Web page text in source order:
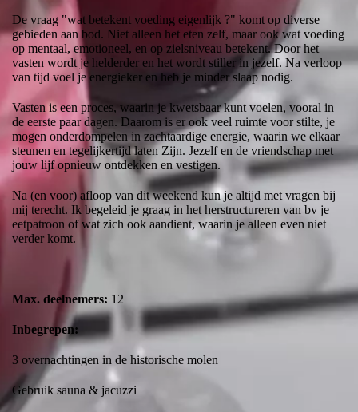
De vraag "wat betekent voeding eigenlijk ?" komt op diverse
gebieden aan bod. Niet alleen het eten zelf, maar ook wat voeding
op mentaal, emotioneel, en op zielsniveau betekent. Door het
vasten wordt je helderder en het wordt stiller in jezelf. Na verloop
van tijd voel je energieker en heb je minder slaap nodig.
Vasten is een proces, waarin je kwetsbaar kunt voelen, vooral in
de eerste paar dagen. Daarom is er ook veel ruimte voor stilte, je
mogen onderdompelen in zachtaardige energie, waarin we elkaar
steunen en tegelijkertijd laten Zijn. Jezelf en de vriendschap met
jouw lijf opnieuw ontdekken en vestigen.
Na (en voor) afloop van dit weekend kun je altijd met vragen bij
mij terecht. Ik begeleid je graag in het herstructureren van bv je
eetpatroon of wat zich ook aandient, waarin je alleen even niet
verder komt.
Max. deelnemers: 12
Inbegrepen:
3 overnachtingen in de historische molen
Gebruik sauna & jacuzzi